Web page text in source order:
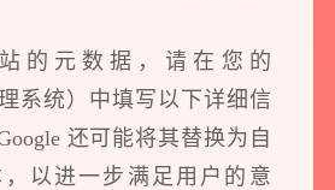
的元数据，请在您的
系统）中填写以下详细信
还可能将其替换为自
以进一步满足用户的意